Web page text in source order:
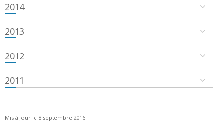
2014
2013
2012
2011
Mis à jour le 8 septembre 2016